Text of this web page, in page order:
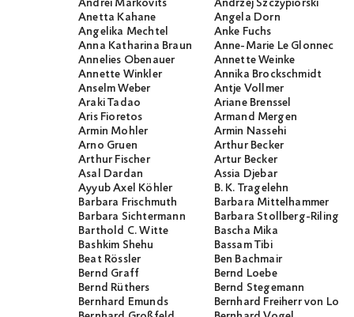
Andrei Markovits
Andrzej Szczypiorski
Anetta Kahane
Angela Dorn
Angelika Mechtel
Anke Fuchs
Anna Katharina Braun
Anne-Marie Le Glonnec
Annelies Obenauer
Annette Weinke
Annette Winkler
Annika Brockschmidt
Anselm Weber
Antje Vollmer
Araki Tadao
Ariane Brenssel
Aris Fioretos
Armand Mergen
Armin Mohler
Armin Nassehi
Arno Gruen
Arthur Becker
Arthur Fischer
Artur Becker
Asal Dardan
Assia Djebar
Ayyub Axel Köhler
B. K. Tragelehn
Barbara Frischmuth
Barbara Mittelhammer
Barbara Sichtermann
Barbara Stollberg-Rilinger
Barthold C. Witte
Bascha Mika
Bashkim Shehu
Bassam Tibi
Beat Rössler
Ben Bachmair
Bernd Graff
Bernd Loebe
Bernd Rüthers
Bernd Stegemann
Bernhard Emunds
Bernhard Freiherr von